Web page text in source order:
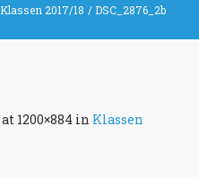
Klassen 2017/18 /DSC_2876_2b
at 1200×884 in Klassen